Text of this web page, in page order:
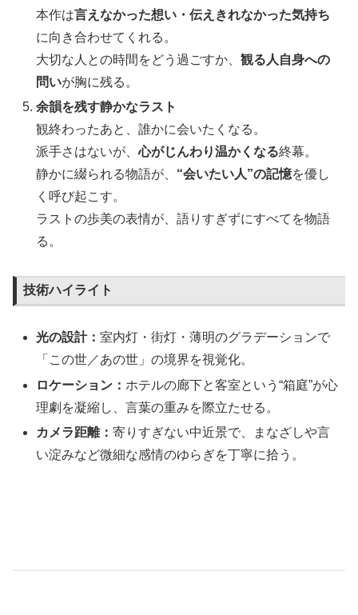
本作は言えなかった想い・伝えきれなかった気持ち
に向き合わせてくれる。
大切な人との時間をどう過ごすか、観る人自身への
問いが胸に残る。
余韻を残す静かなラスト
観終わったあと、誰かに会いたくなる。
派手さはないが、心がじんわり温かくなる終幕。
静かに綴られる物語が、 “会いたい人”の記憶を優し
く呼び起こす。
ラストの歩美の表情が、語りすぎずにすべてを物語
る。
技術ハイライト
光の設計：室内灯・街灯・薄明のグラデーションで
「この世／あの世」の境界を視覚化。
ロケーション： ホテルの廊下と客室という“箱庭”が心
理劇を凝縮し、言葉の重みを際立たせる。
カメラ距離：寄りすぎない中近景で、まなざしや言
い淀みなど微細な感情のゆらぎを丁寧に拾う。